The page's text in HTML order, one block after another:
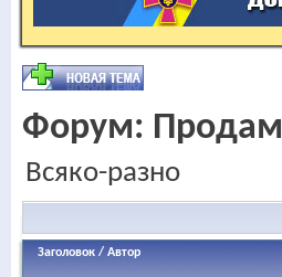
Форум: Продам
Всяко-разно
Заголовок / Автор